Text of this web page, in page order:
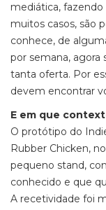
mediática,
muitos casos, são
conhece, de
por semana, agora
tanta oferta. Por
devem encontrar
E em que
O protótipo do
Rubber Chicken,
pequeno stand,
conhecido e que
A recetividade foi